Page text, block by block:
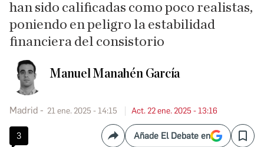
han sido calificadas como poco realistas,
poniendo en peligro la estabilidad
financiera del consistorio
Manuel Manahén García
Madrid 21 ene. 2025 - 14:15 Act. 22 ene. 2025 - 13:16
3 CompartirAñade El Debate en Save